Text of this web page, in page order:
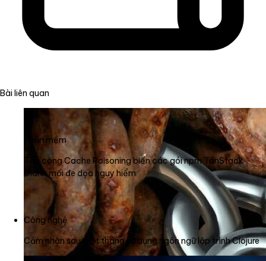
Bài liên quan
Phần mềm
Tấn công Cache Poisoning biến các gói npm TanStack
thành mối đe dọa nguy hiểm
Công nghệ
Cảm nhận sau một tháng sử dụng ngôn ngữ lập trình Clojure